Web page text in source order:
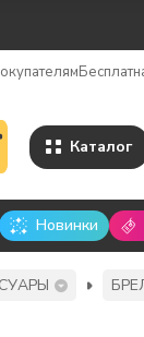
Каталог
Новинки